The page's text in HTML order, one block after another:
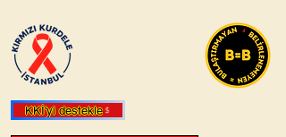
KKİ'yi destekle